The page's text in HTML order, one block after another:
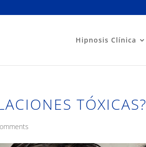
Hipnosis Clínica
TÓXICAS?